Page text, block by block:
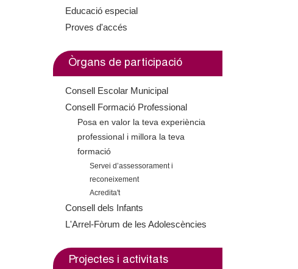
e
e
a
i
s
x
t
e
r
n
a
)
Educació especial
Proves d'accés
Òrgans de participació
Consell Escolar Municipal
Consell Formació Professional
Posa en valor la teva experiència
professional i millora la teva
formació
Servei d’assessorament i
reconeixement
Acredita't
Consell dels Infants
L'Arrel-Fòrum de les Adolescències
Projectes i activitats